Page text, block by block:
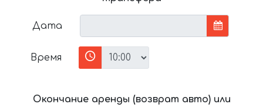
Дата
Время
Окончание аренды (возврат авто) или